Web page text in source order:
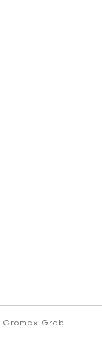
Cromex Grab